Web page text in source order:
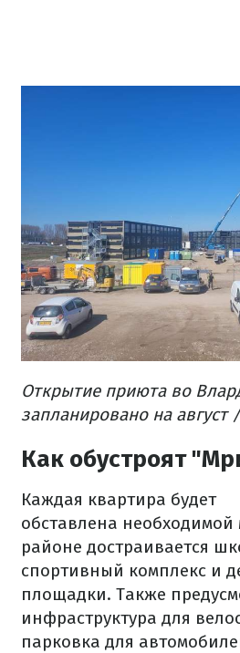
Открытие приюта во
запланировано на
Как обустроят
Каждая квартира будет
обставлена
районе достраивается
спортивный комплекс и
площадки. Также
инфраструктура для
парковка для